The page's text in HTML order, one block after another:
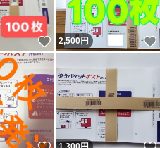
いいね！
2,500円